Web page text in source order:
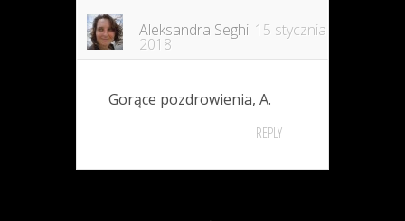
Aleksandra Seghi 15 stycznia
2018
Gorące pozdrowienia, A.
REPLY